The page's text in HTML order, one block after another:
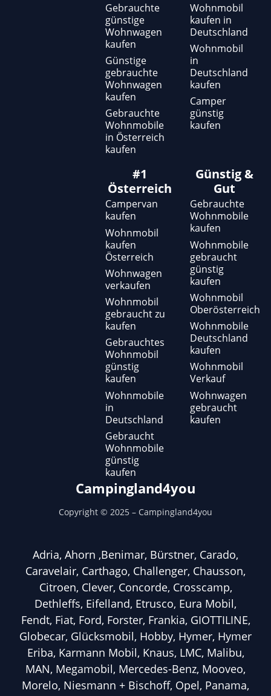
Gebrauchte
günstige
Wohnwagen
kaufen
Günstige
gebrauchte
Wohnwagen
kaufen
Gebrauchte
Wohnmobile
in Österreich
kaufen
Wohnmobil
kaufen in
Deutschland
Wohnmobil
in
Deutschland
kaufen
Camper
günstig
kaufen
#1
Österreich
Campervan
kaufen
Wohnmobil
kaufen
Österreich
Wohnwagen
verkaufen
Wohnmobil
gebraucht zu
kaufen
Gebrauchtes
Wohnmobil
günstig
kaufen
Wohnmobile
in
Deutschland
Gebraucht
Wohnmobile
günstig
kaufen
Günstig &
Gut
Gebrauchte
Wohnmobile
kaufen
Wohnmobile
gebraucht
günstig
kaufen
Wohnmobil
Oberösterreich
Wohnmobile
Deutschland
kaufen
Wohnmobil
Verkauf
Wohnwagen
gebraucht
kaufen
Campingland4you
Copyright © 2025 – Campingland4you
Adria, Ahorn ,Benimar, Bürstner, Carado,
Caravelair, Carthago, Challenger, Chausson,
Citroen, Clever, Concorde, Crosscamp,
Dethleffs, Eifelland, Etrusco, Eura Mobil,
Fendt, Fiat, Ford, Forster, Frankia, GIOTTILINE,
Globecar, Glücksmobil, Hobby, Hymer, Hymer
Eriba, Karmann Mobil, Knaus, LMC, Malibu,
MAN, Megamobil, Mercedes-Benz, Mooveo,
Morelo, Niesmann + Bischoff, Opel, Panama,